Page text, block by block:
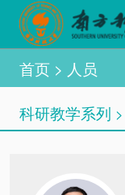
首页> 人员
科研教学系列 >